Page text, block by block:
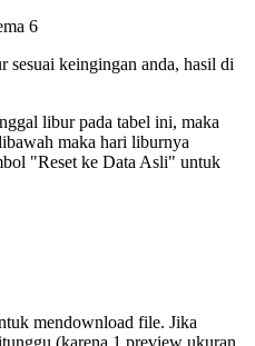
6
sesuai keingingan anda, hasil di
libur pada tabel ini, maka
maka hari liburnya
"Reset ke Data Asli" untuk
mendownload file. Jika